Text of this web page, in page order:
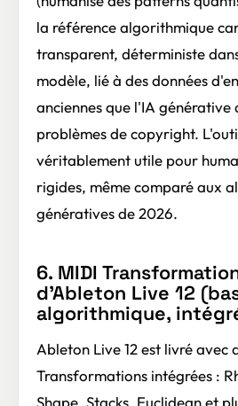
la référence algorithmique
transparent, déterministe
modèle, lié à des données
anciennes que l'IA générative
problèmes de copyright.
véritablement utile pour
rigides, même comparé aux
génératives de 2026.
6. MIDI
d'Ableton Live 12
algorithmique,
Ableton Live 12 est livré avec
Transformations intégrées :
Shape, Stacks, Euclidean et